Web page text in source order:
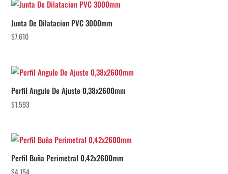
Junta De Dilatacion PVC 3000mm
$7.610
Perfil Angulo De Ajuste 0,38x2600mm
$1.593
Perfil Buña Perimetral 0,42x2600mm
$4.154